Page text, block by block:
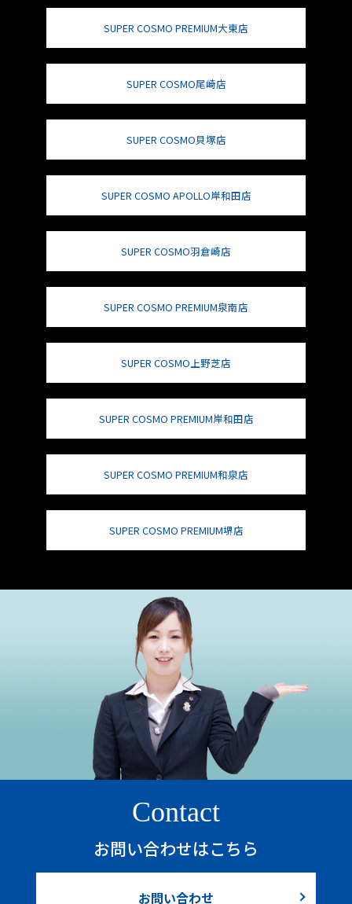
SUPER COSMO PREMIUM大東店
SUPER COSMO尾崎店
SUPER COSMO貝塚店
SUPER COSMO APOLLO岸和田店
SUPER COSMO羽倉崎店
SUPER COSMO PREMIUM泉南店
SUPER COSMO上野芝店
SUPER COSMO PREMIUM岸和田店
SUPER COSMO PREMIUM和泉店
SUPER COSMO PREMIUM堺店
Contact
お問い合わせはこちら
お問い合わせ